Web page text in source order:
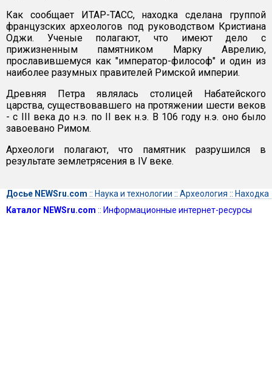
Как сообщает ИТАР-ТАСС, находка сделана группой
французских археологов под руководством Кристиана
Оджи. Ученые полагают, что имеют дело с
прижизненным памятником Марку Аврелию,
прославившемуся как "император-философ" и один из
наиболее разумных правителей Римской империи.
Древняя Петра являлась столицей Набатейского
царства, существовавшего на протяжении шести веков
- с III века до н.э. по II век н.э. В 106 году н.э. оно было
завоевано Римом.
Археологи полагают, что памятник разрушился в
результате землетрясения в IV веке.
Досье NEWSru.com :: Наука и технологии :: Археология :: Находка
Каталог NEWSru.com :: Информационные интернет-ресурсы